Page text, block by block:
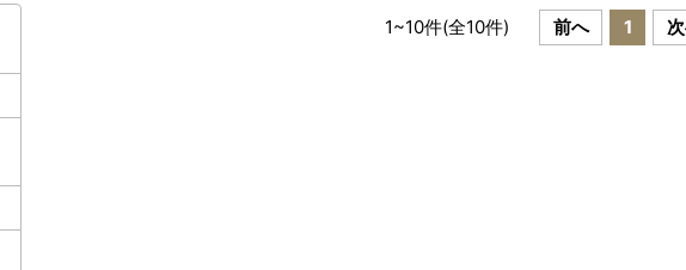
1~10件(全10件) 前へ 1